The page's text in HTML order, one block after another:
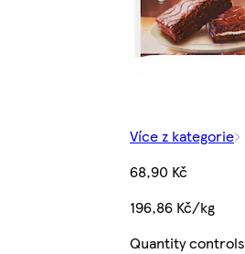
Více z kategorie
68,90 Kč
196,86 Kč/kg
Quantity controls